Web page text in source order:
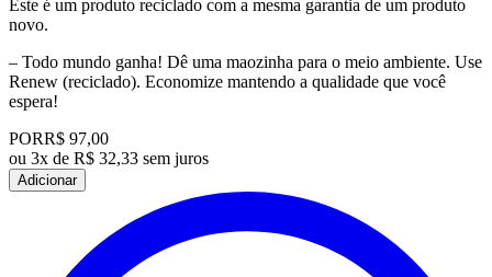
Este é um produto reciclado com a mesma garantia de um produto
novo.
– Todo mundo ganha! Dê uma maozinha para o meio ambiente. Use
Renew (reciclado). Economize mantendo a qualidade que você
espera!
PORR$ 97,00
ou 3x de R$ 32,33 sem juros
Adicionar